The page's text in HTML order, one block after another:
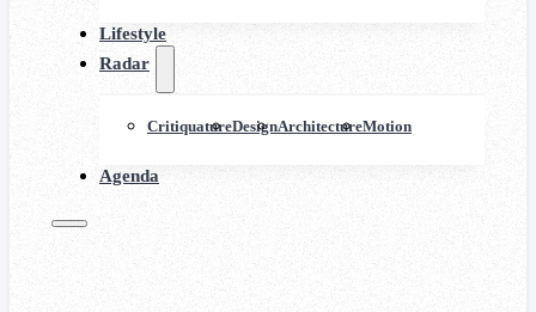
Lifestyle
Radar
CritiquatureDesignArchitectureMotion
Agenda